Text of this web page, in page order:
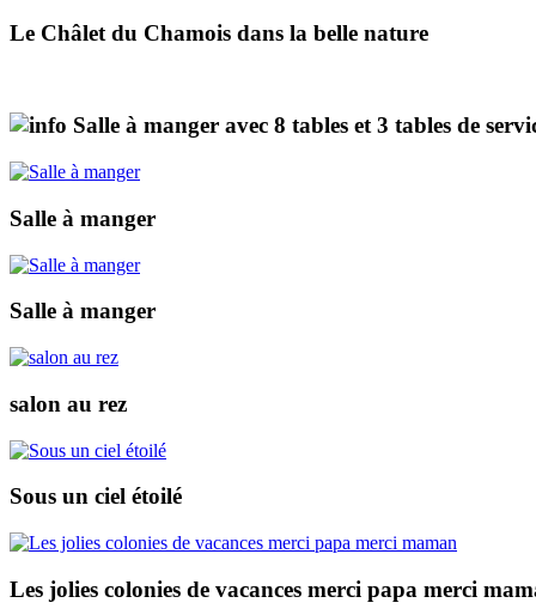
Le Châlet du Chamois dans la belle nature
Salle à manger avec 8 tables et 3 tables de
Salle à manger
Salle à manger
salon au rez
Sous un ciel étoilé
Les jolies colonies de vacances merci papa merci